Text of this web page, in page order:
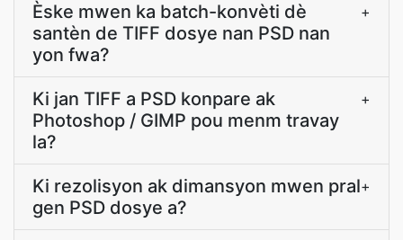
Èske mwen ka batch-konvèti dè
santèn de TIFF dosye nan PSD nan
yon fwa?
+
Ki jan TIFF a PSD konpare ak
Photoshop / GIMP pou menm travay
la?
+
Ki rezolisyon ak dimansyon mwen pral
gen PSD dosye a?
+